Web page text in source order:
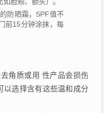
防晒霜，SPF值不
前15分钟涂抹，每
角质或用 性产品会损伤
以选择含有这些温和成分